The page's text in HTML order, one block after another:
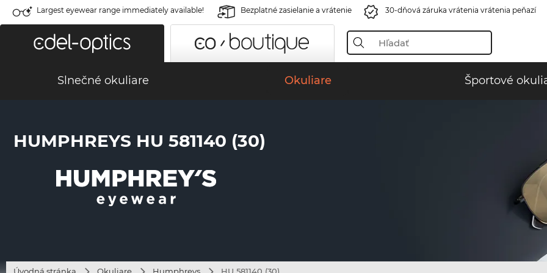
Largest eyewear range immediately available! Bezplatné zasielanie a vrátenie 30-dňová záruka vrátenia vrátenia peňazí
Slnečné okuliare Okuliare Športové
HUMPHREYS HU 581140 (30)